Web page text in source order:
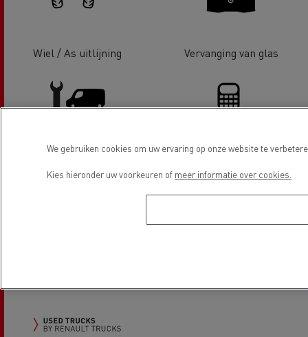
Wiel / As uitlijning Vervanging van glas
LCV Service & Reparatie Financiering
We gebruiken cookies om uw ervaring op onze website te
Kies hieronder uw voorkeuren of meer informatie over cookies.